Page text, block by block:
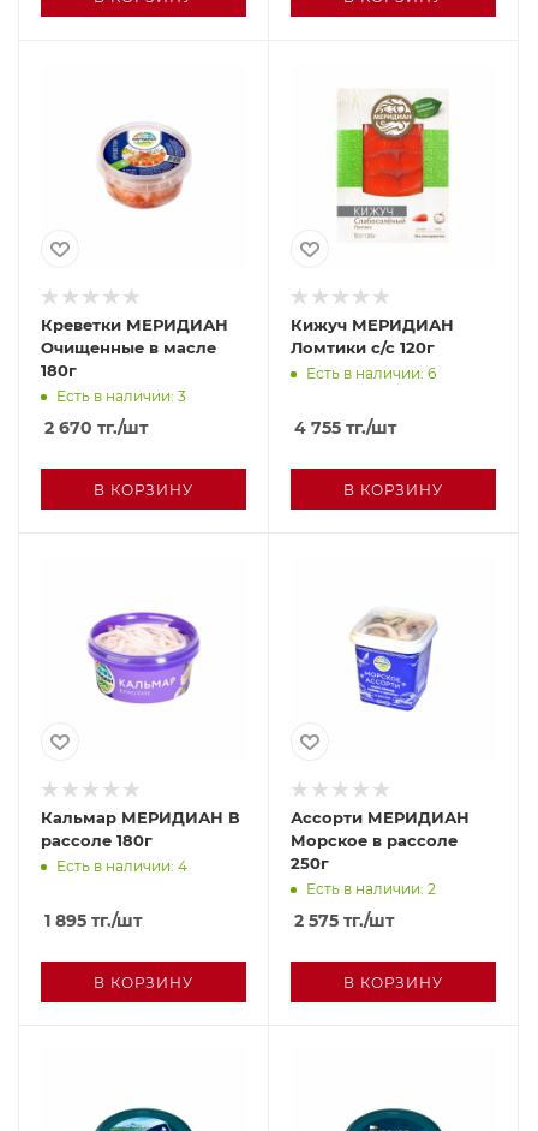
Креветки МЕРИДИАН
Очищенные в масле
180г
Есть в наличии: 3
2 670 тг./шт
В КОРЗИНУ
Кижуч МЕРИДИАН
Ломтики с/с 120г
Есть в наличии: 6
4 755 тг./шт
В КОРЗИНУ
Кальмар МЕРИДИАН В
рассоле 180г
Есть в наличии: 4
1 895 тг./шт
В КОРЗИНУ
Ассорти МЕРИДИАН
Морское в рассоле
250г
Есть в наличии: 2
2 575 тг./шт
В КОРЗИНУ